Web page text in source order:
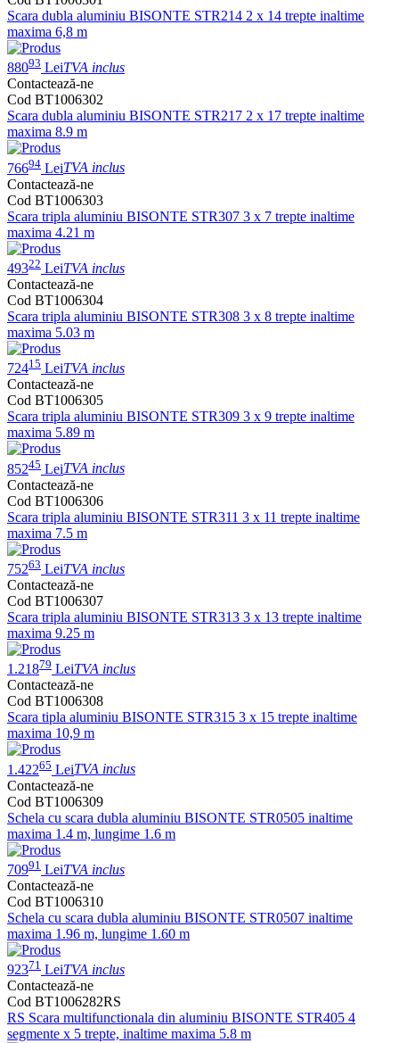
Scara dubla aluminiu BISONTE STR214 2 x 14 trepte inaltime
maxima 6,8 m
88093 LeiTVA inclus
Contactează-ne
Cod BT1006302
Scara dubla aluminiu BISONTE STR217 2 x 17 trepte inaltime
maxima 8.9 m
76694 LeiTVA inclus
Contactează-ne
Cod BT1006303
Scara tripla aluminiu BISONTE STR307 3 x 7 trepte inaltime
maxima 4.21 m
49322 LeiTVA inclus
Contactează-ne
Cod BT1006304
Scara tripla aluminiu BISONTE STR308 3 x 8 trepte inaltime
maxima 5.03 m
72415 LeiTVA inclus
Contactează-ne
Cod BT1006305
Scara tripla aluminiu BISONTE STR309 3 x 9 trepte inaltime
maxima 5.89 m
85245 LeiTVA inclus
Contactează-ne
Cod BT1006306
Scara tripla aluminiu BISONTE STR311 3 x 11 trepte inaltime
maxima 7.5 m
75263 LeiTVA inclus
Contactează-ne
Cod BT1006307
Scara tripla aluminiu BISONTE STR313 3 x 13 trepte inaltime
maxima 9.25 m
1.21879 LeiTVA inclus
Contactează-ne
Cod BT1006308
Scara tipla aluminiu BISONTE STR315 3 x 15 trepte inaltime
maxima 10,9 m
1.42265 LeiTVA inclus
Contactează-ne
Cod BT1006309
Schela cu scara dubla aluminiu BISONTE STR0505 inaltime
maxima 1.4 m, lungime 1.6 m
70991 LeiTVA inclus
Contactează-ne
Cod BT1006310
Schela cu scara dubla aluminiu BISONTE STR0507 inaltime
maxima 1.96 m, lungime 1.60 m
92371 LeiTVA inclus
Contactează-ne
Cod BT1006282RS
RS Scara multifunctionala din aluminiu BISONTE STR405 4
segmente x 5 trepte, inaltime maxima 5.8 m